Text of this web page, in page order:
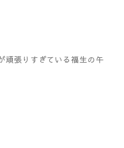
頑張りすぎている福生の午